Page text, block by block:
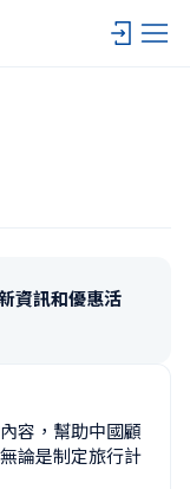
資訊和優惠活
容，幫助中國顧
論是制定旅行計